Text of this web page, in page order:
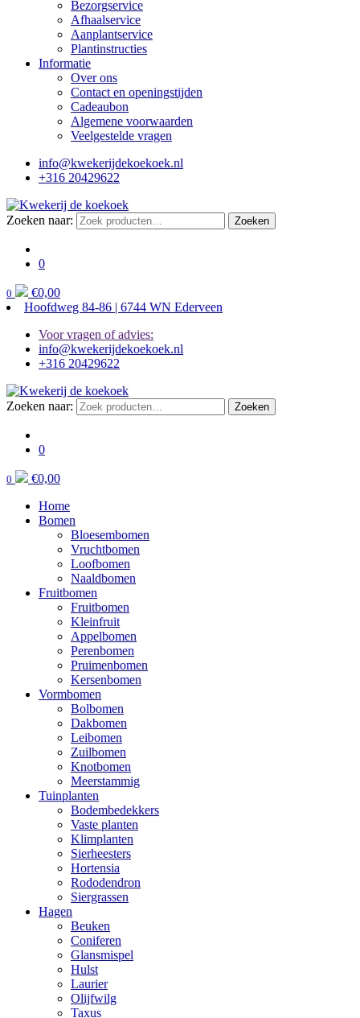
Bezorgservice
Afhaalservice
Aanplantservice
Plantinstructies
Informatie
Over ons
Contact en openingstijden
Cadeaubon
Algemene voorwaarden
Veelgestelde vragen
info@kwekerijdekoekoek.nl
+316 20429622
Zoeken naar: Zoeken
0
0 €0,00
Hoofdweg 84-86 | 6744 WN Ederveen
Voor vragen of advies:
info@kwekerijdekoekoek.nl
+316 20429622
Zoeken naar: Zoeken
0
0 €0,00
Home
Bomen
Bloesembomen
Vruchtbomen
Loofbomen
Naaldbomen
Fruitbomen
Fruitbomen
Kleinfruit
Appelbomen
Perenbomen
Pruimenbomen
Kersenbomen
Vormbomen
Bolbomen
Dakbomen
Leibomen
Zuilbomen
Knotbomen
Meerstammig
Tuinplanten
Bodembedekkers
Vaste planten
Klimplanten
Sierheesters
Hortensia
Rododendron
Siergrassen
Hagen
Beuken
Coniferen
Glansmispel
Hulst
Laurier
Olijfwilg
Taxus